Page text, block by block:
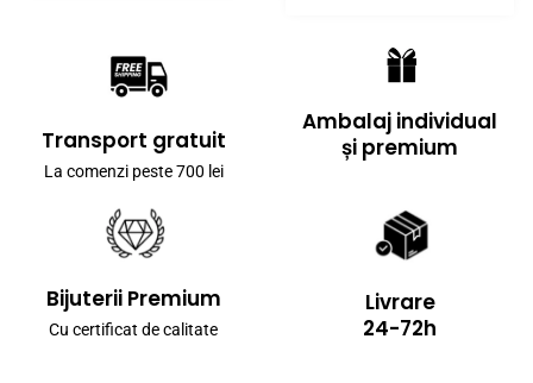
Transport gratuit
La comenzi peste 700 lei
Ambalaj individual
și premium
Bijuterii Premium
Cu certificat de calitate
Livrare
24-72h